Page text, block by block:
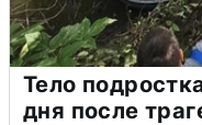
Тело
дня после